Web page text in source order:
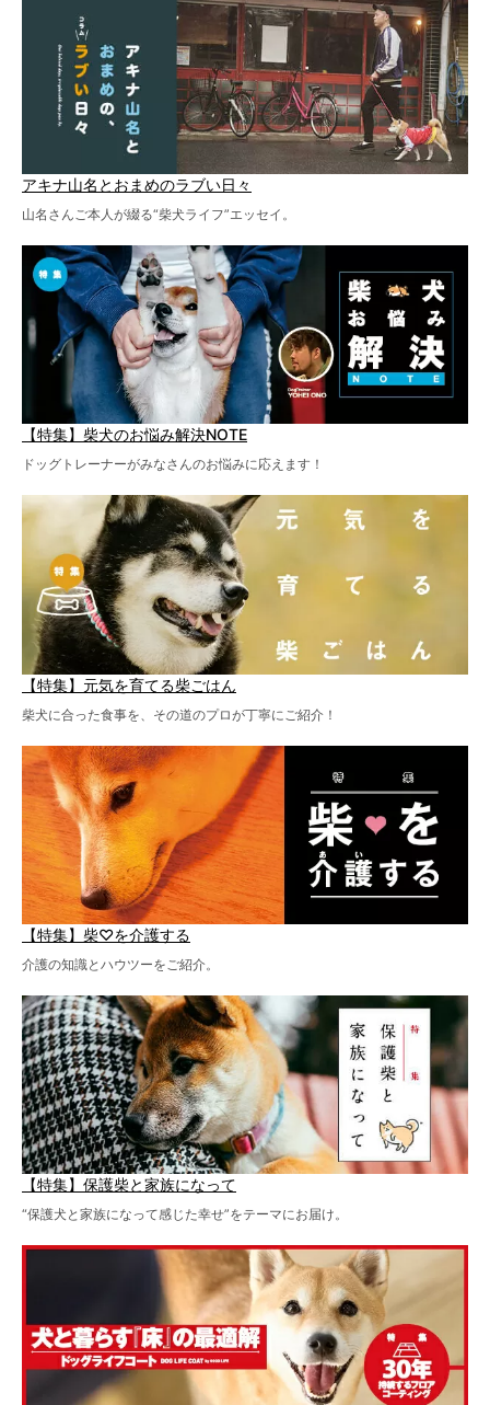
アキナ山名とおまめのラブい日々
山名さんご本人が綴る“柴犬ライフ”エッセイ。
【特集】柴犬のお悩み解決NOTE
ドッグトレーナーがみなさんのお悩みに応えます！
【特集】元気を育てる柴ごはん
柴犬に合った食事を、その道のプロが丁寧にご紹介！
【特集】柴♡を介護する
介護の知識とハウツーをご紹介。
【特集】保護柴と家族になって
“保護犬と家族になって感じた幸せ”をテーマにお届け。